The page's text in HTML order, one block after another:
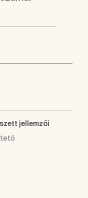
jellemzői